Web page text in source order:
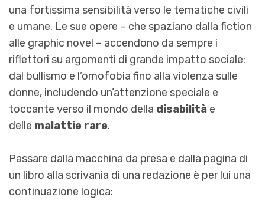
una fortissima sensibilità verso le tematiche civili
e umane. Le sue opere – che spaziano dalla fiction
alle graphic novel – accendono da sempre i
riflettori su argomenti di grande impatto sociale:
dal bullismo e l’omofobia fino alla violenza sulle
donne, includendo un’attenzione speciale e
toccante verso il mondo della disabilità e
delle malattie rare.
Passare dalla macchina da presa e dalla pagina di
un libro alla scrivania di una redazione è per lui una
continuazione logica: